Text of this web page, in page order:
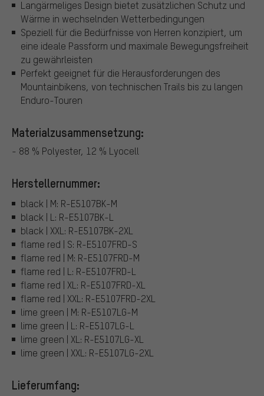
Langärmeliges Design bietet zusätzlichen Schutz und
Wärme in wechselnden Wetterbedingungen
Speziell für die Bedürfnisse von Herren konzipiert, um
eine ideale Passform und maximale Bewegungsfreiheit
zu gewährleisten
Perfekt geeignet für die Herausforderungen des
Mountainbikens, von technischen Trails bis zu langen
Enduro-Touren
Materialzusammensetzung:
- 88 % Polyester, 12 % Lyocell
Herstellernummer:
black | M: R-E5107BK-M
black | L: R-E5107BK-L
black | XXL: R-E5107BK-2XL
flame red | S: R-E5107FRD-S
flame red | M: R-E5107FRD-M
flame red | L: R-E5107FRD-L
flame red | XL: R-E5107FRD-XL
flame red | XXL: R-E5107FRD-2XL
lime green | M: R-E5107LG-M
lime green | L: R-E5107LG-L
lime green | XL: R-E5107LG-XL
lime green | XXL: R-E5107LG-2XL
Lieferumfang: